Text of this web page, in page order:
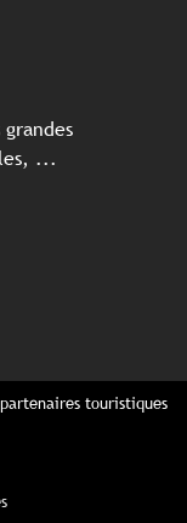
...
touristiques